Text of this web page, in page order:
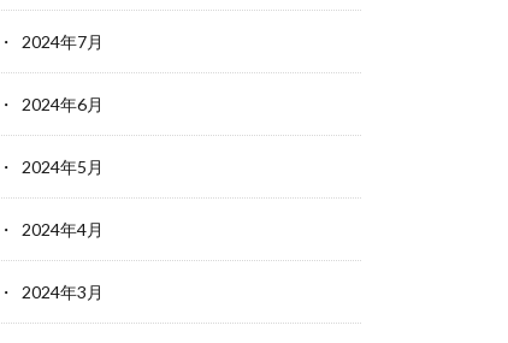
2024年7月
2024年6月
2024年5月
2024年4月
2024年3月